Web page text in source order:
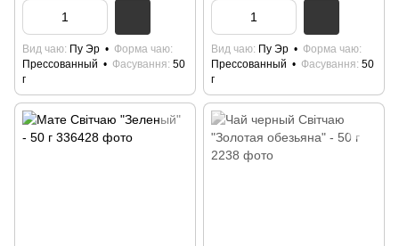
Вид чаю Пу Эр
Форма чаю
Прессованный
Фасування 50
г
Вид чаю Пу Эр
Форма чаю
Прессованный
Фасування 50
г